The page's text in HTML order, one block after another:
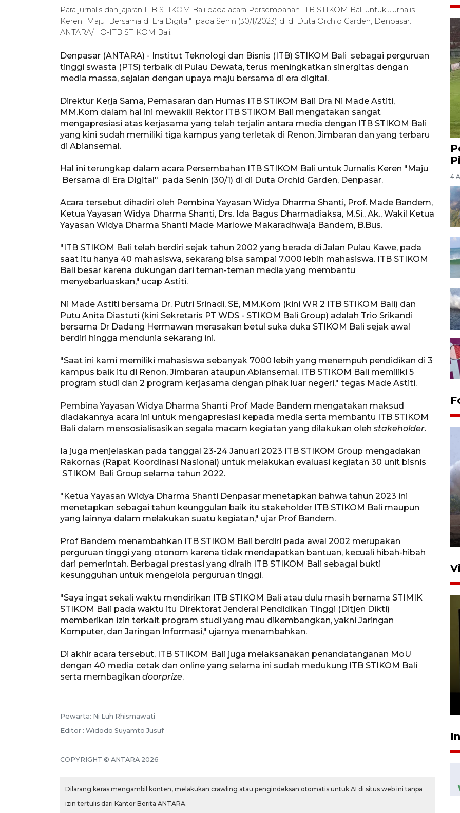
Para jurnalis dan jajaran ITB STIKOM Bali pada acara Persembahan ITB STIKOM Bali untuk Jurnalis
Keren "Maju Bersama di Era Digital" pada Senin (30/1/2023) di di Duta Orchid Garden, Denpasar.
ANTARA/HO-ITB STIKOM Bali.
Denpasar (ANTARA) - Institut Teknologi dan Bisnis (ITB) STIKOM Bali sebagai perguruan
tinggi swasta (PTS) terbaik di Pulau Dewata, terus meningkatkan sinergitas dengan
media massa, sejalan dengan upaya maju bersama di era digital.
Direktur Kerja Sama, Pemasaran dan Humas ITB STIKOM Bali Dra Ni Made Astiti,
MM.Kom dalam hal ini mewakili Rektor ITB STIKOM Bali mengatakan sangat
mengapresiasi atas kerjasama yang telah terjalin antara media dengan ITB STIKOM Bali
yang kini sudah memiliki tiga kampus yang terletak di Renon, Jimbaran dan yang terbaru
di Abiansemal.
Hal ini terungkap dalam acara Persembahan ITB STIKOM Bali untuk Jurnalis Keren "Maju
Bersama di Era Digital" pada Senin (30/1) di di Duta Orchid Garden, Denpasar.
Acara tersebut dihadiri oleh Pembina Yayasan Widya Dharma Shanti, Prof. Made Bandem,
Ketua Yayasan Widya Dharma Shanti, Drs. Ida Bagus Dharmadiaksa, M.Si., Ak., Wakil Ketua
Yayasan Widya Dharma Shanti Made Marlowe Makaradhwaja Bandem, B.Bus.
"ITB STIKOM Bali telah berdiri sejak tahun 2002 yang berada di Jalan Pulau Kawe, pada
saat itu hanya 40 mahasiswa, sekarang bisa sampai 7.000 lebih mahasiswa. ITB STIKOM
Bali besar karena dukungan dari teman-teman media yang membantu
menyebarluaskan," ucap Astiti.
Ni Made Astiti bersama Dr. Putri Srinadi, SE, MM.Kom (kini WR 2 ITB STIKOM Bali) dan
Putu Anita Diastuti (kini Sekretaris PT WDS - STIKOM Bali Group) adalah Trio Srikandi
bersama Dr Dadang Hermawan merasakan betul suka duka STIKOM Bali sejak awal
berdiri hingga mendunia sekarang ini.
"Saat ini kami memiliki mahasiswa sebanyak 7000 lebih yang menempuh pendidikan di 3
kampus baik itu di Renon, Jimbaran ataupun Abiansemal. ITB STIKOM Bali memiliki 5
program studi dan 2 program kerjasama dengan pihak luar negeri," tegas Made Astiti.
Pembina Yayasan Widya Dharma Shanti Prof Made Bandem mengatakan maksud
diadakannya acara ini untuk mengapresiasi kepada media serta membantu ITB STIKOM
Bali dalam mensosialisasikan segala macam kegiatan yang dilakukan oleh stakeholder.
Ia juga menjelaskan pada tanggal 23-24 Januari 2023 ITB STIKOM Group mengadakan
Rakornas (Rapat Koordinasi Nasional) untuk melakukan evaluasi kegiatan 30 unit bisnis
STIKOM Bali Group selama tahun 2022.
"Ketua Yayasan Widya Dharma Shanti Denpasar menetapkan bahwa tahun 2023 ini
menetapkan sebagai tahun keunggulan baik itu stakeholder ITB STIKOM Bali maupun
yang lainnya dalam melakukan suatu kegiatan," ujar Prof Bandem.
Prof Bandem menambahkan ITB STIKOM Bali berdiri pada awal 2002 merupakan
perguruan tinggi yang otonom karena tidak mendapatkan bantuan, kecuali hibah-hibah
dari pemerintah. Berbagai prestasi yang diraih ITB STIKOM Bali sebagai bukti
kesungguhan untuk mengelola perguruan tinggi.
"Saya ingat sekali waktu mendirikan ITB STIKOM Bali atau dulu masih bernama STIMIK
STIKOM Bali pada waktu itu Direktorat Jenderal Pendidikan Tinggi (Ditjen Dikti)
memberikan izin terkait program studi yang mau dikembangkan, yakni Jaringan
Komputer, dan Jaringan Informasi," ujarnya menambahkan.
Di akhir acara tersebut, ITB STIKOM Bali juga melaksanakan penandatanganan MoU
dengan 40 media cetak dan online yang selama ini sudah medukung ITB STIKOM Bali
serta membagikan doorprize.
Pewarta: Ni Luh Rhismawati
Editor : Widodo Suyamto Jusuf
COPYRIGHT © ANTARA 2026
Dilarang keras mengambil konten, melakukan crawling atau pengindeksan otomatis untuk AI di situs web ini tanpa
izin tertulis dari Kantor Berita ANTARA.
4
selamat dari kebakaran KM
Mutiara Sentosa II
dikembalikan ke Surabaya
Persiapan Skuad Garuda